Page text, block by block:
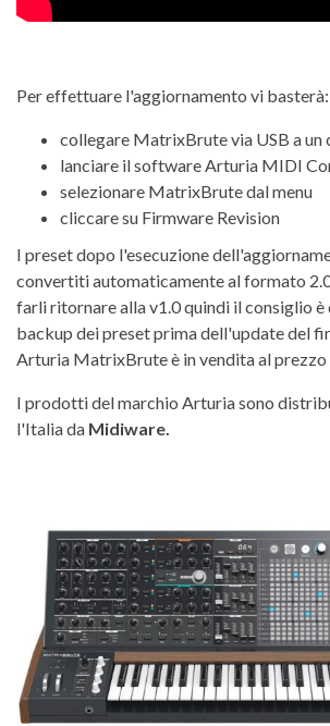
Per effettuare l'aggiornamento vi basterà:
collegare MatrixBrute via USB a un
lanciare il software Arturia MIDI
selezionare MatrixBrute dal menu
cliccare su Firmware Revision
I preset dopo l'esecuzione
convertiti automaticamente al formato
farli ritornare alla v1.0 quindi il consiglio
backup dei preset prima dell'update del
Arturia MatrixBrute è in vendita al prezzo
I prodotti del marchio Arturia sono
l'Italia da Midiware.